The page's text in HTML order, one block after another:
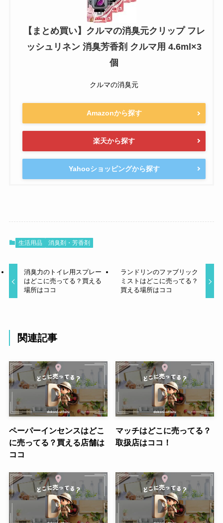
【まとめ買い】クルマの消臭元クリップ フレ
ッシュリネン 消臭芳香剤 クルマ用 4.6ml×3
個
クルマの消臭元
Amazonから探す
楽天から探す
Yahooショッピングから探す
生活用品 消臭剤・芳香剤
消臭力のトイレ用スプレー
はどこに売ってる？買える
場所はココ
ランドリンのファブリック
ミストはどこに売ってる？
買える場所はココ
関連記事
ペーパーインセンスはどこ
に売ってる？買える店舗は
ココ
マッチはどこに売ってる？
取扱店はココ！